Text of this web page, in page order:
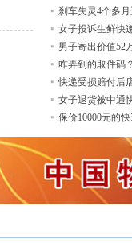
刹车失灵4个多
女子投诉生鲜快
男子寄出价值52
咋弄到的取件码
快递受损赔付后
女子退货被中通
保价10000元的